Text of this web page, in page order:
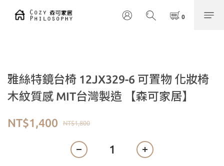
雅絲特鏡台椅 12JX329-6 可置物 化妝椅
木紋質感 MIT台灣製造 【森可家居】
NT$1,800
NT$1,400